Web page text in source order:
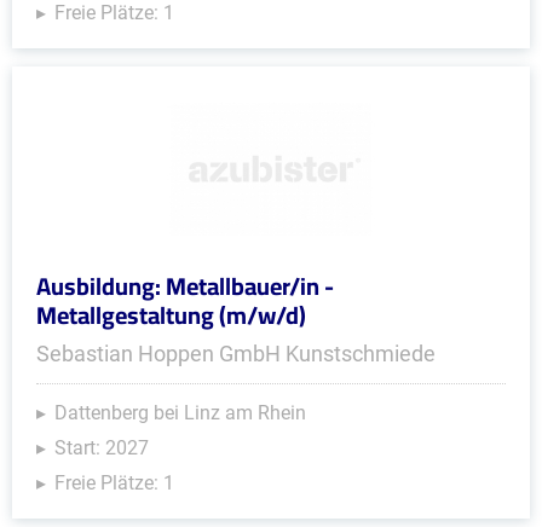
Freie Plätze: 1
Ausbildung: Metallbauer/in -
Metallgestaltung (m/w/d)
Sebastian Hoppen GmbH Kunstschmiede
Dattenberg bei Linz am Rhein
Start: 2027
Freie Plätze: 1